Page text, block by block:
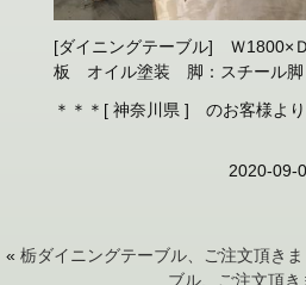
[ダイニングテーブル] Ｗ1800×
板 オイル塗装 脚：スチール脚
＊＊＊[ 神奈川県 ] のお客様より
2020-09-
« 栃ダイニングテーブル、ご注文頂きま
ブル、ご注文頂き